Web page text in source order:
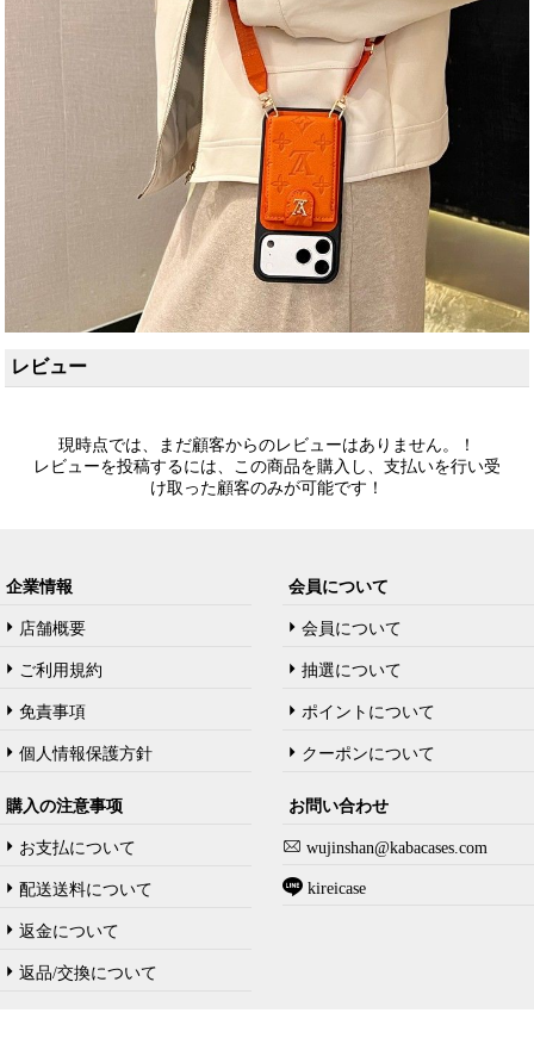
レビュー
現時点では、まだ顧客からのレビューはありません。！
レビューを投稿するには、この商品を購入し、支払いを行い受
け取った顧客のみが可能です！
企業情報
店舗概要
ご利用規約
免責事項
個人情報保護方針
会員について
会員について
抽選について
ポイントについて
クーポンについて
購入の注意事项
お支払について
配送送料について
返金について
返品/交換について
お問い合わせ
wujinshan@kabacases.com
kireicase